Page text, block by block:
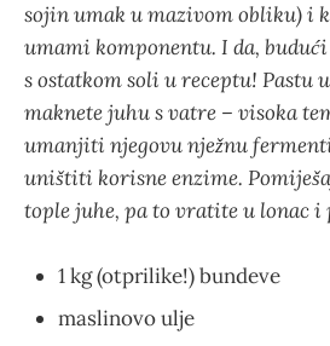
sojin umak u mazivom obliku) i
umami komponentu. I da,
s ostatkom soli u receptu! Pastu
maknete juhu s vatre – visoka
umanjiti njegovu nježnu
uništiti korisne enzime.
tople juhe, pa to vratite u lonac i
1 kg (otprilike!) bundeve
maslinovo ulje